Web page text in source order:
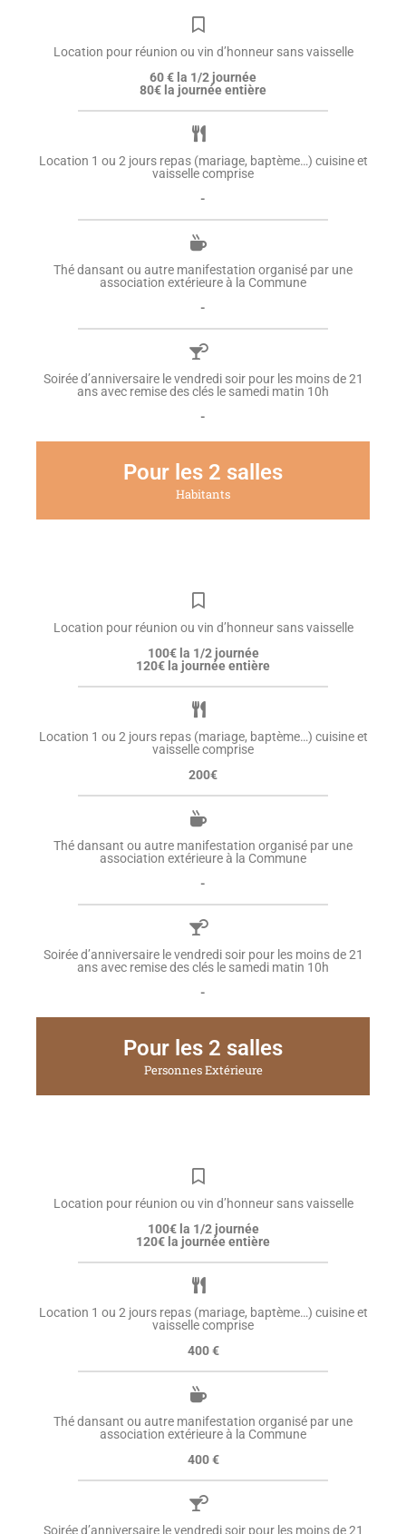
Location pour réunion ou vin d’honneur sans vaisselle
60 € la 1/2 journée
80€ la journée entière
Location 1 ou 2 jours repas (mariage, baptème…) cuisine et
vaisselle comprise
-
Thé dansant ou autre manifestation organisé par une
association extérieure à la Commune
-
Soirée d’anniversaire le vendredi soir pour les moins de 21
ans avec remise des clés le samedi matin 10h
-
Pour les 2 salles
Habitants
Location pour réunion ou vin d’honneur sans vaisselle
100€ la 1/2 journée
120€ la journée entière
Location 1 ou 2 jours repas (mariage, baptème…) cuisine et
vaisselle comprise
200€
Thé dansant ou autre manifestation organisé par une
association extérieure à la Commune
-
Soirée d’anniversaire le vendredi soir pour les moins de 21
ans avec remise des clés le samedi matin 10h
-
Pour les 2 salles
Personnes Extérieure
Location pour réunion ou vin d’honneur sans vaisselle
100€ la 1/2 journée
120€ la journée entière
Location 1 ou 2 jours repas (mariage, baptème…) cuisine et
vaisselle comprise
400 €
Thé dansant ou autre manifestation organisé par une
association extérieure à la Commune
400 €
Soirée d’anniversaire le vendredi soir pour les moins de 21